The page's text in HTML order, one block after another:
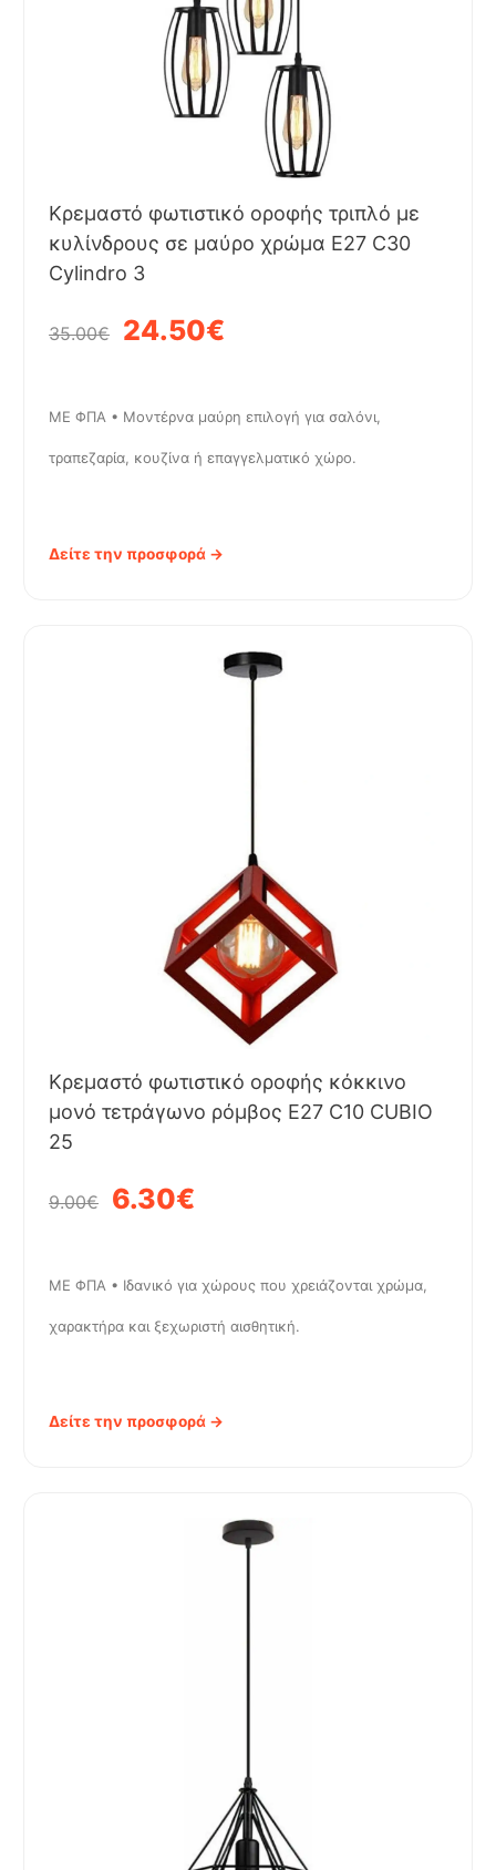
Κρεμαστό φωτιστικό οροφής τριπλό με
κυλίνδρους σε μαύρο χρώμα Ε27 C30
Cylindro 3
35.00€ 24.50€
ΜΕ ΦΠΑ • Μοντέρνα μαύρη επιλογή για σαλόνι,
τραπεζαρία, κουζίνα ή επαγγελματικό χώρο.
Δείτε την προσφορά →
Κρεμαστό φωτιστικό οροφής κόκκινο
μονό τετράγωνο ρόμβος Ε27 C10 CUBIO
25
9.00€ 6.30€
ΜΕ ΦΠΑ • Ιδανικό για χώρους που χρειάζονται χρώμα,
χαρακτήρα και ξεχωριστή αισθητική.
Δείτε την προσφορά →